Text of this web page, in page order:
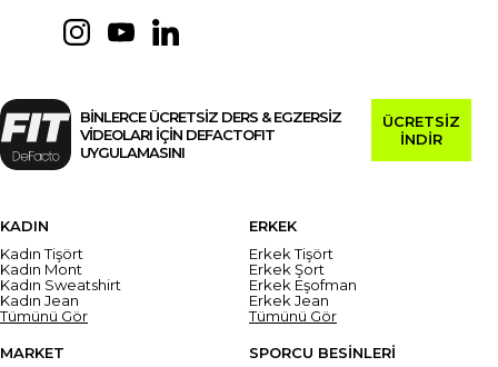
BİNLERCE ÜCRETSİZ DERS & EGZERSİZ
VİDEOLARI İÇİN DEFACTOFIT
UYGULAMASINI
ÜCRETSİZ
İNDİR
KADIN
Kadın Tişört
Kadın Mont
Kadın Sweatshirt
Kadın Jean
Tümünü Gör
ERKEK
Erkek Tişört
Erkek Şort
Erkek Eşofman
Erkek Jean
Tümünü Gör
MARKET
SPORCU BESİNLERİ